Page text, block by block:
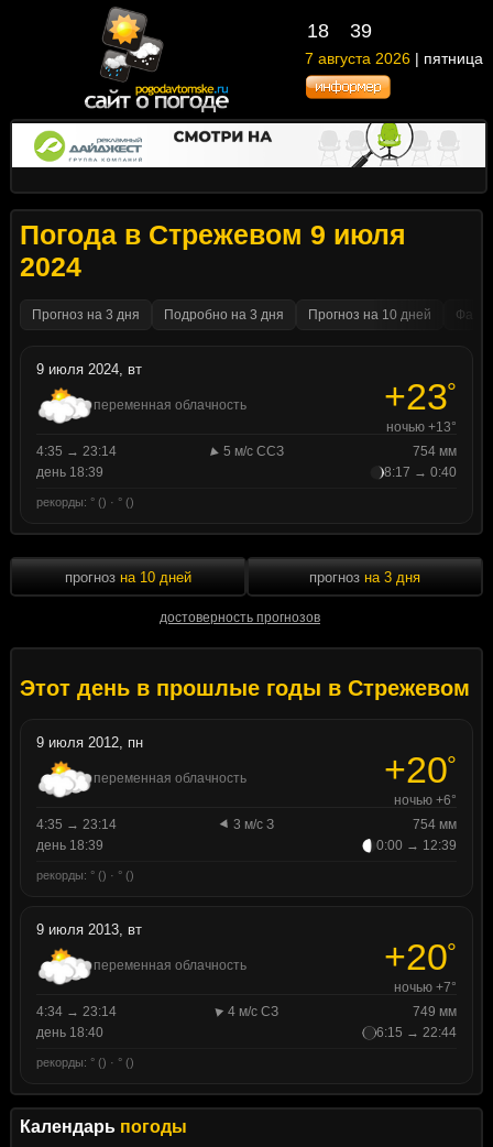
18 39
7 августа 2026 | пятница
Погода в Стрежевом 9 июля
2024
Прогноз на 3 дня Подробно на 3 дня Прогноз на 10 дней
9 июля 2024, вт
переменная облачность +23°
ночью +13°
4:35 → 23:14
5 м/с ССЗ
754 мм
день 18:39
8:17 → 0:40
рекорды: ° () · ° ()
прогноз на 10 дней
достоверность прогнозов
прогноз на 3 дня
Этот день в прошлые годы в Стрежевом
9 июля 2012, пн
переменная облачность +20°
ночью +6°
4:35 → 23:14
3 м/с З
754 мм
день 18:39
0:00 → 12:39
рекорды: ° () · ° ()
9 июля 2013, вт
переменная облачность +20°
ночью +7°
4:34 → 23:14
4 м/с СЗ
749 мм
день 18:40
6:15 → 22:44
рекорды: ° () · ° ()
Календарь погоды